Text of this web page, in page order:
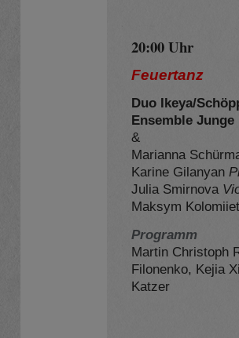
20:00 Uhr
Feuertanz
Duo Ikeya/
Ensemble
&
Marianna
Karine Gilanyan
Julia Smirnova
Maksym
Programm
Martin Christoph
Filonenko, Kejia
Katzer